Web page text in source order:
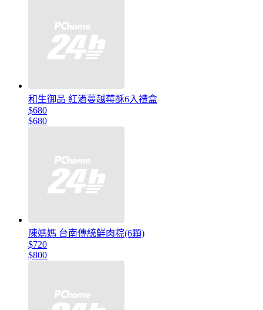
和生御品 紅酒蔓越莓酥6入禮盒
$680
$680
陳媽媽 台南傳統鮮肉粽(6顆)
$720
$800